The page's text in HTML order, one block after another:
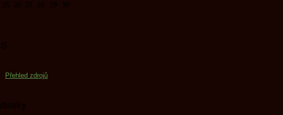
25
26 27 28 29 30
Přehled zdrojů